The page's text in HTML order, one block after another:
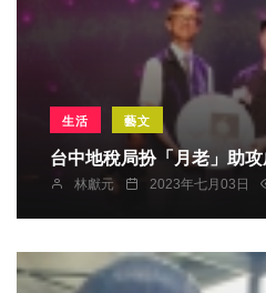
生活 藝文
林獻元 2023年七月03日